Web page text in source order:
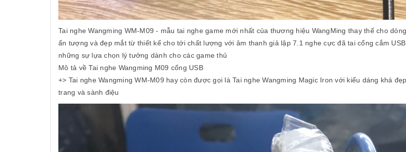
Tai nghe Wangming WM-M09 - mẫu tai nghe game mới nhất của thương hiệu WangMing thay thế cho
ấn tượng và đẹp mắt từ thiết kế cho tới chất lượng với âm thanh giả lập 7.1 nghe cực đã tai cổng cắm
những sự lựa chọn lý tưởng dành cho các game thủ
Mô tả về Tai nghe Wangming M09 cổng USB
+> Tai nghe Wangming WM-M09 hay còn được gọi là Tai nghe Wangming Magic Iron với kiểu dáng khá
trang và sành điệu